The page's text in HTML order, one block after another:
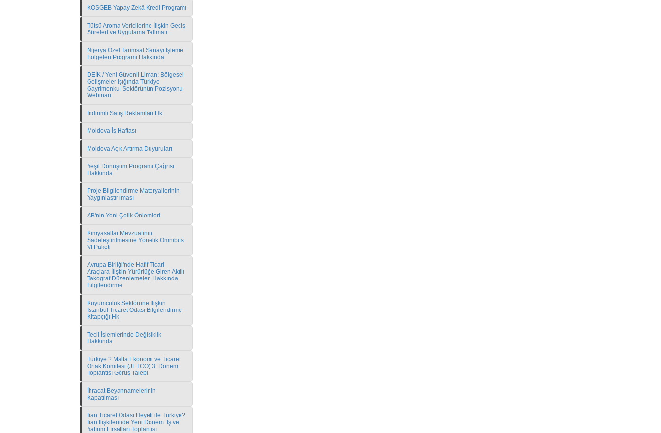
KOSGEB Yapay Zekâ Kredi Programı
Tütsü Aroma Vericilerine İlişkin Geçiş
Süreleri ve Uygulama Talimatı
Nijerya Özel Tarımsal Sanayi İşleme
Bölgeleri Programı Hakkında
DEİK / Yeni Güvenli Liman: Bölgesel
Gelişmeler Işığında Türkiye
Gayrimenkul Sektörünün Pozisyonu
Webinarı
İndirimli Satış Reklamları Hk.
Moldova İş Haftası
Moldova Açık Artırma Duyuruları
Yeşil Dönüşüm Programı Çağrısı
Hakkında
Proje Bilgilendirme Materyallerinin
Yaygınlaştırılması
AB'nin Yeni Çelik Önlemleri
Kimyasallar Mevzuatının
Sadeleştirilmesine Yönelik Omnibus
VI Paketi
Avrupa Birliği'nde Hafif Ticari
Araçlara İlişkin Yürürlüğe Giren Akıllı
Takograf Düzenlemeleri Hakkında
Bilgilendirme
Kuyumculuk Sektörüne İlişkin
İstanbul Ticaret Odası Bilgilendirme
Kitapçığı Hk.
Tecil İşlemlerinde Değişiklik
Hakkında
Türkiye ? Malta Ekonomi ve Ticaret
Ortak Komitesi (JETCO) 3. Dönem
Toplantısı Görüş Talebi
İhracat Beyannamelerinin
Kapatılması
İran Ticaret Odası Heyeti ile Türkiye?
İran İlişkilerinde Yeni Dönem: İş ve
Yatırım Fırsatları Toplantısı